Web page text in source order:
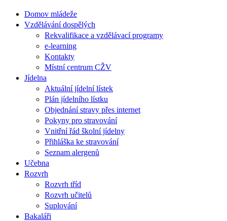
Domov mládeže
Vzdělávání dospělých
Rekvalifikace a vzdělávací programy
e-learning
Kontakty
Místní centrum CŽV
Jídelna
Aktuální jídelní lístek
Plán jídelního lístku
Objednání stravy přes internet
Pokyny pro stravování
Vnitřní řád školní jídelny
Přihláška ke stravování
Seznam alergenů
Učebna
Rozvrh
Rozvrh tříd
Rozvrh učitelů
Suplování
Bakaláři